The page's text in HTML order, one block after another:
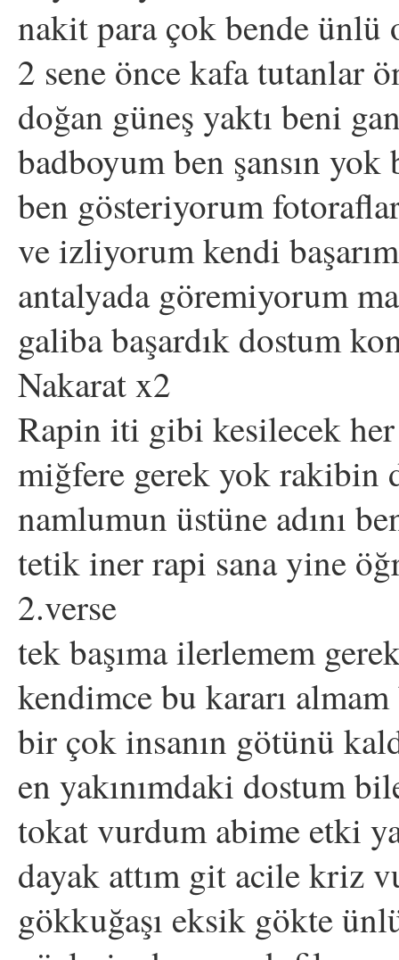
nakit para çok bende ünlü
2 sene önce kafa tutanlar
doğan güneş yaktı beni
badboyum ben şansın
ben gösteriyorum
ve izliyorum kendi
antalyada göremiyorum
galiba başardık dostum
Nakarat x2
Rapin iti gibi kesilecek
miğfere gerek yok rakibin
namlumun üstüne adını
tetik iner rapi sana yine
2.verse
tek başıma ilerlemem
kendimce bu kararı
bir çok insanın götünü
en yakınımdaki dostum
tokat vurdum abime etki
dayak attım git acile kriz
gökkuğaşı eksik gökte